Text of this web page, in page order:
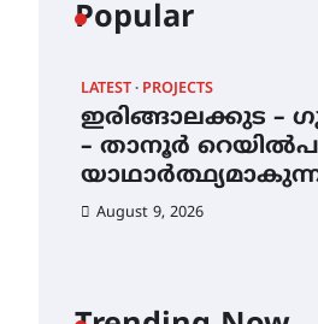
Popular
LATEST PROJECTS
ഇരിങ്ങാലക്കുട
– താനൂർ
August 9, 2026
August 7, 2026
എം.ജി.
നിന്ന് ഇംഗ്ളീഷ്
നേടിയ എൻ.
August 7, 2026